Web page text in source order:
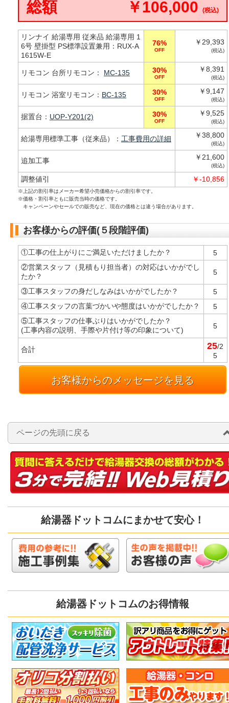
総額 ￥106,000 (税込)
リンナイ 給湯専用 従来品 給湯専用 1
6号 壁掛型 PS標準設置兼用：RUX-A
1615W-E
76%
OFF
￥29,393
(税込)
リモコン 台所リモコン： MC-135 30%
OFF
￥8,391
(税込)
リモコン 浴室リモコン： BC-135 30%
OFF
￥9,147
(税込)
据置台： UOP-Y201(2) 30%
OFF
￥9,525
(税込)
給湯専用標準工事（従来品）： 工事費用の詳細 ￥38,800
(税込)
追加工事 ￥21,600
(税込)
調整値引 ￥-10,856
※上記の割引率はメーカー希望小売価格からの割引率です。
※価格・割引率ともに販売当時の価格です。
キャンペーンやセールでの販売など、現在の価格とは違う場合があります。
お客様からの評価(５段階評価)
①工事の仕上がりにご満足いただけましたか？
5
②営業スタッフ（見積もり担当者）の対応はいかがでし
たか？
5
③工事スタッフの身だしなみはいかがでしたか？
5
④工事スタッフの言葉づかいや態度はいかがでしたか？
5
⑤工事スタッフの仕事ぶりはいかがでしたか？
(工事内容の説明、手際や片付け等の印象について)
5
合計 25/2
5
お客様からのメッセージを見る
ページの先頭に戻る
給湯器ドットコムにまかせて安心！
給湯器ドットコムのお得情報